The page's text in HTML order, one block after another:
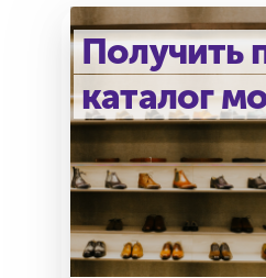
замерщик, а для
из других
удаленный пошив
макеты для снятия
Как узнать
Получить
каталог